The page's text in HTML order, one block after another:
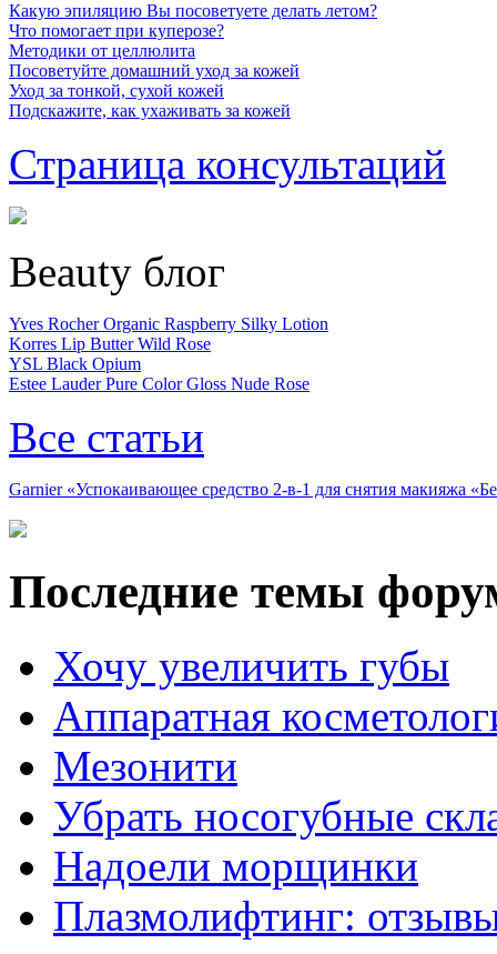
Какую эпиляцию Вы посоветуете делать летом?
Что помогает при куперозе?
Методики от целлюлита
Посоветуйте домашний уход за кожей
Уход за тонкой, сухой кожей
Подскажите, как ухаживать за кожей
Страница консультаций
Beauty блог
Yves Rocher Organic Raspberry Silky Lotion
Korres Lip Butter Wild Rose
YSL Black Opium
Estee Lauder Pure Color Gloss Nude Rose
Все статьи
Garnier «Успокаивающее средство 2-в-1 для снятия макияжа
Последние темы
Хочу увеличить губы
Аппаратная
Мезонити
Убрать носогубные
Надоели морщинки
Плазмолифтинг: